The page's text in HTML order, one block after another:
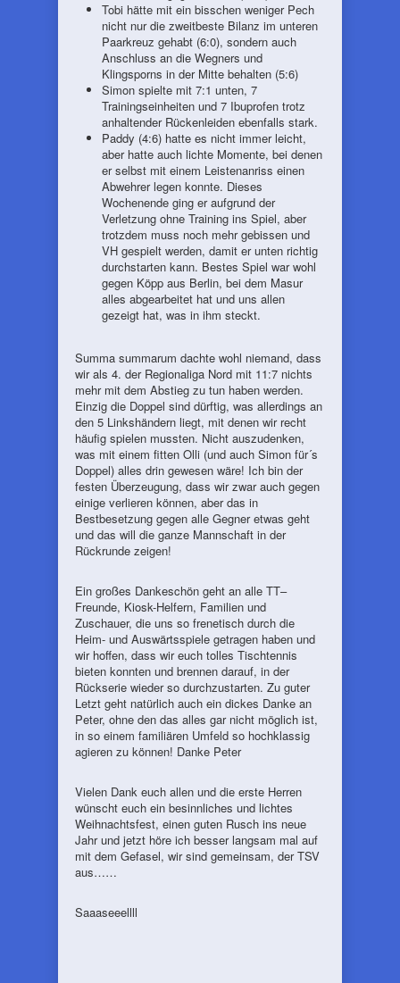
Tobi hätte mit ein bisschen weniger Pech
nicht nur die zweitbeste Bilanz im unteren
Paarkreuz gehabt (6:0), sondern auch
Anschluss an die Wegners und
Klingsporns in der Mitte behalten (5:6)
Simon spielte mit 7:1 unten, 7
Trainingseinheiten und 7 Ibuprofen trotz
anhaltender Rückenleiden ebenfalls stark.
Paddy (4:6) hatte es nicht immer leicht,
aber hatte auch lichte Momente, bei denen
er selbst mit einem Leistenanriss einen
Abwehrer legen konnte. Dieses
Wochenende ging er aufgrund der
Verletzung ohne Training ins Spiel, aber
trotzdem muss noch mehr gebissen und
VH gespielt werden, damit er unten richtig
durchstarten kann. Bestes Spiel war wohl
gegen Köpp aus Berlin, bei dem Masur
alles abgearbeitet hat und uns allen
gezeigt hat, was in ihm steckt.
Summa summarum dachte wohl niemand, dass
wir als 4. der Regionaliga Nord mit 11:7 nichts
mehr mit dem Abstieg zu tun haben werden.
Einzig die Doppel sind dürftig, was allerdings an
den 5 Linkshändern liegt, mit denen wir recht
häufig spielen mussten. Nicht auszudenken,
was mit einem fitten Olli (und auch Simon für´s
Doppel) alles drin gewesen wäre! Ich bin der
festen Überzeugung, dass wir zwar auch gegen
einige verlieren können, aber das in
Bestbesetzung gegen alle Gegner etwas geht
und das will die ganze Mannschaft in der
Rückrunde zeigen!
Ein großes Dankeschön geht an alle TT–
Freunde, Kiosk-Helfern, Familien und
Zuschauer, die uns so frenetisch durch die
Heim- und Auswärtsspiele getragen haben und
wir hoffen, dass wir euch tolles Tischtennis
bieten konnten und brennen darauf, in der
Rückserie wieder so durchzustarten. Zu guter
Letzt geht natürlich auch ein dickes Danke an
Peter, ohne den das alles gar nicht möglich ist,
in so einem familiären Umfeld so hochklassig
agieren zu können! Danke Peter
Vielen Dank euch allen und die erste Herren
wünscht euch ein besinnliches und lichtes
Weihnachtsfest, einen guten Rusch ins neue
Jahr und jetzt höre ich besser langsam mal auf
mit dem Gefasel, wir sind gemeinsam, der TSV
aus……
Saaaseeellll